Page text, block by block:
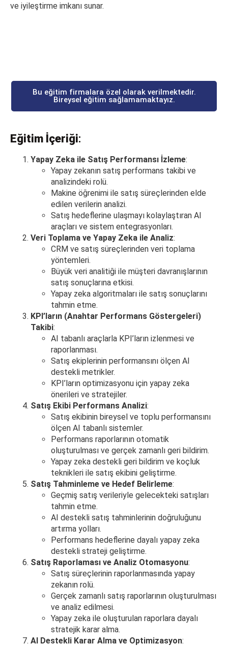
ve iyileştirme imkanı sunar.
Bu eğitim firmalara özel olarak verilmektedir.
Bireysel eğitim sağlamamaktayız.
Eğitim İçeriği:
Yapay Zeka ile Satış Performansı İzleme:
Yapay zekanın satış performans takibi ve
analizindeki rolü.
Makine öğrenimi ile satış süreçlerinden elde
edilen verilerin analizi.
Satış hedeflerine ulaşmayı kolaylaştıran AI
araçları ve sistem entegrasyonları.
Veri Toplama ve Yapay Zeka ile Analiz:
CRM ve satış süreçlerinden veri toplama
yöntemleri.
Büyük veri analitiği ile müşteri davranışlarının
satış sonuçlarına etkisi.
Yapay zeka algoritmaları ile satış sonuçlarını
tahmin etme.
KPI’ların (Anahtar Performans Göstergeleri)
Takibi:
AI tabanlı araçlarla KPI’ların izlenmesi ve
raporlanması.
Satış ekiplerinin performansını ölçen AI
destekli metrikler.
KPI’ların optimizasyonu için yapay zeka
önerileri ve stratejiler.
Satış Ekibi Performans Analizi:
Satış ekibinin bireysel ve toplu performansını
ölçen AI tabanlı sistemler.
Performans raporlarının otomatik
oluşturulması ve gerçek zamanlı geri bildirim.
Yapay zeka destekli geri bildirim ve koçluk
teknikleri ile satış ekibini geliştirme.
Satış Tahminleme ve Hedef Belirleme:
Geçmiş satış verileriyle gelecekteki satışları
tahmin etme.
AI destekli satış tahminlerinin doğruluğunu
artırma yolları.
Performans hedeflerine dayalı yapay zeka
destekli strateji geliştirme.
Satış Raporlaması ve Analiz Otomasyonu:
Satış süreçlerinin raporlanmasında yapay
zekanın rolü.
Gerçek zamanlı satış raporlarının oluşturulması
ve analiz edilmesi.
Yapay zeka ile oluşturulan raporlara dayalı
stratejik karar alma.
AI Destekli Karar Alma ve Optimizasyon: